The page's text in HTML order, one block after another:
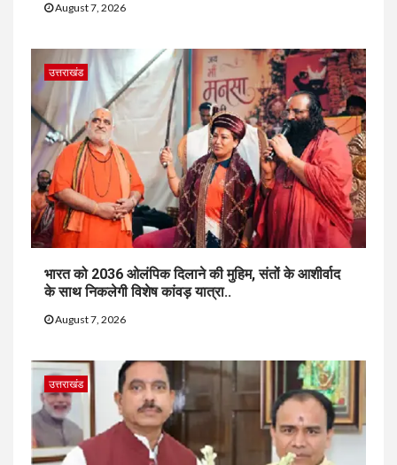
August 7, 2026
उत्तराखंड
भारत को 2036 ओलंपिक दिलाने की मुहिम, संतों के आशीर्वाद
के साथ निकलेगी विशेष कांवड़ यात्रा..
August 7, 2026
उत्तराखंड